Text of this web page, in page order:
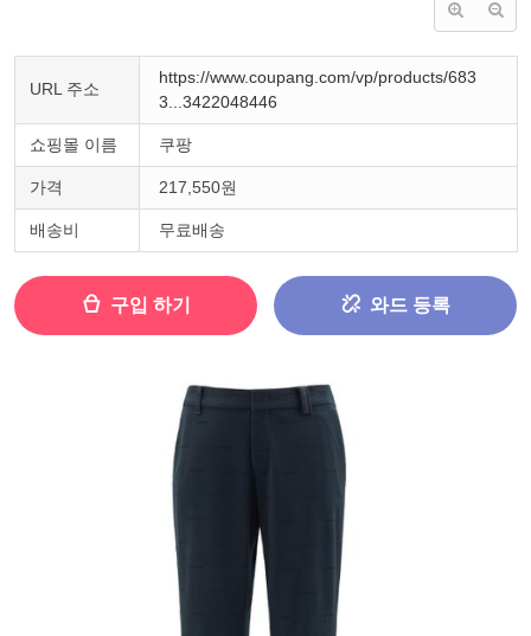
URL 주소
https://www.coupang.com/vp/products/683
3...3422048446
쇼핑몰 이름 쿠팡
가격 217,550원
배송비 무료배송
구입 하기 와드 등록